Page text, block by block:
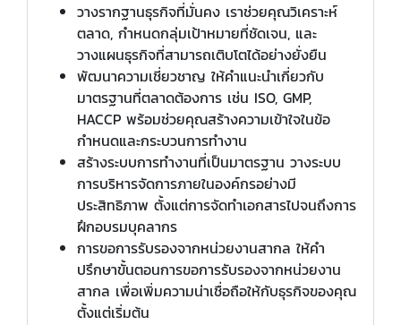
วางรากฐานธุรกิจที่มั่นคง เราช่วยคุณวิเคราะห์
ตลาด, กำหนดกลุ่มเป้าหมายที่ชัดเจน, และ
วางแผนธุรกิจที่สามารถเติบโตได้อย่างยั่งยืน
พัฒนาความเชี่ยวชาญ ให้คำแนะนำเกี่ยวกับ
มาตรฐานที่ตลาดต้องการ เช่น ISO, GMP,
HACCP พร้อมช่วยคุณสร้างความเข้าใจในข้อ
กำหนดและกระบวนการทำงาน
สร้างระบบการทำงานที่เป็นมาตรฐาน วางระบบ
การบริหารจัดการภายในองค์กรอย่างมี
ประสิทธิภาพ ตั้งแต่การจัดทำเอกสารไปจนถึงการ
ฝึกอบรมบุคลากร
การขอการรับรองจากหน่วยงานสากล ให้คำ
ปรึกษาขั้นตอนการขอการรับรองจากหน่วยงาน
สากล เพื่อเพิ่มความน่าเชื่อถือให้กับธุรกิจของคุณ
ตั้งแต่เริ่มต้น